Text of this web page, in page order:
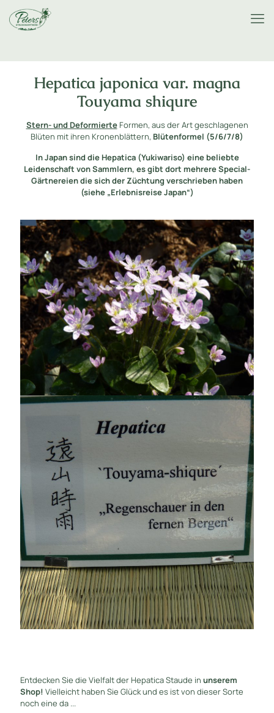
Hepatica japonica var. magna
Touyama shiqure
Stern- und DeformierteFormen, aus der Art geschlagenen
Blüten mit ihren Kronenblättern, Blütenformel (5/6/7/8)
In Japan sind die Hepatica (Yukiwariso) eine beliebte
Leidenschaft von Sammlern, es gibt dort mehrere Special-
Gärtnereien die sich der Züchtung verschrieben haben
(siehe „Erlebnisreise Japan“)
Entdecken Sie die Vielfalt der Hepatica Staude in unserem
Shop! Vielleicht haben Sie Glück und es ist von dieser Sorte
noch eine da ...